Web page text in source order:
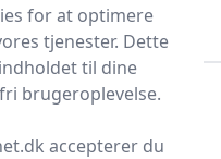
for at optimere
tjenester. Dette
til dine
brugeroplevelse.
accepterer du